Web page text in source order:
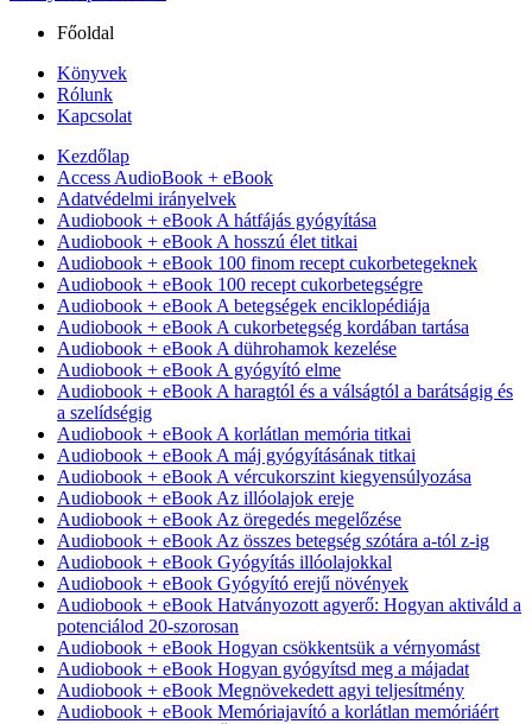
Főoldal
Könyvek
Rólunk
Kapcsolat
Kezdőlap
Access AudioBook + eBook
Adatvédelmi irányelvek
Audiobook + eBook A hátfájás gyógyítása
Audiobook + eBook A hosszú élet titkai
Audiobook + eBook 100 finom recept cukorbetegeknek
Audiobook + eBook 100 recept cukorbetegségre
Audiobook + eBook A betegségek enciklopédiája
Audiobook + eBook A cukorbetegség kordában tartása
Audiobook + eBook A dührohamok kezelése
Audiobook + eBook A gyógyító elme
Audiobook + eBook A haragtól és a válságtól a barátságig és
a szelídségig
Audiobook + eBook A korlátlan memória titkai
Audiobook + eBook A máj gyógyításának titkai
Audiobook + eBook A vércukorszint kiegyensúlyozása
Audiobook + eBook Az illóolajok ereje
Audiobook + eBook Az öregedés megelőzése
Audiobook + eBook Az összes betegség szótára a-tól z-ig
Audiobook + eBook Gyógyítás illóolajokkal
Audiobook + eBook Gyógyító erejű növények
Audiobook + eBook Hatványozott agyerő: Hogyan aktiváld a
potenciálod 20-szorosan
Audiobook + eBook Hogyan csökkentsük a vérnyomást
Audiobook + eBook Hogyan gyógyítsd meg a májadat
Audiobook + eBook Megnövekedett agyi teljesítmény
Audiobook + eBook Memóriajavító a korlátlan memóriáért